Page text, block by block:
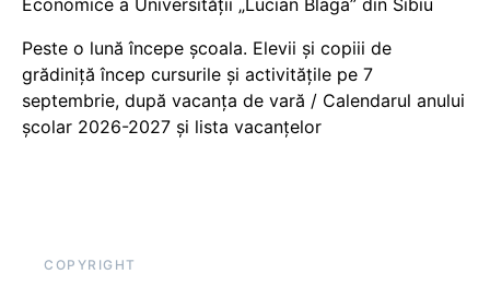
Economice a Universității „Lucian Blaga” din Sibiu
Peste o lună începe școala. Elevii și copiii de
grădiniță încep cursurile și activitățile pe 7
septembrie, după vacanța de vară / Calendarul anului
școlar 2026-2027 și lista vacanțelor
COPYRIGHT